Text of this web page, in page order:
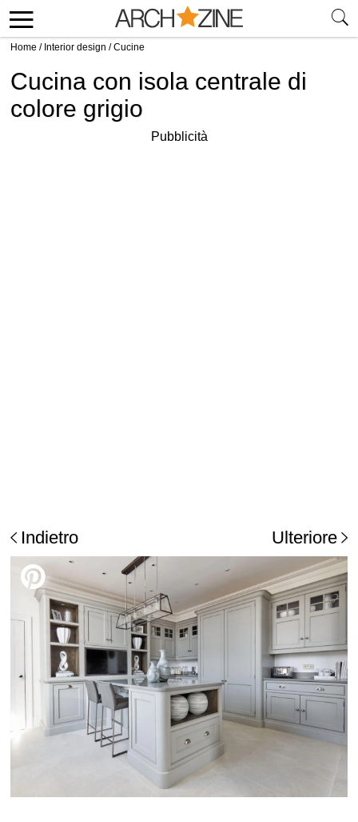
Home / Interior design /Cucine
Cucina con isola centrale di
colore grigio
Pubblicità
Indietro Ulteriore